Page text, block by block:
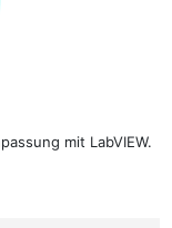
mit LabVIEW.